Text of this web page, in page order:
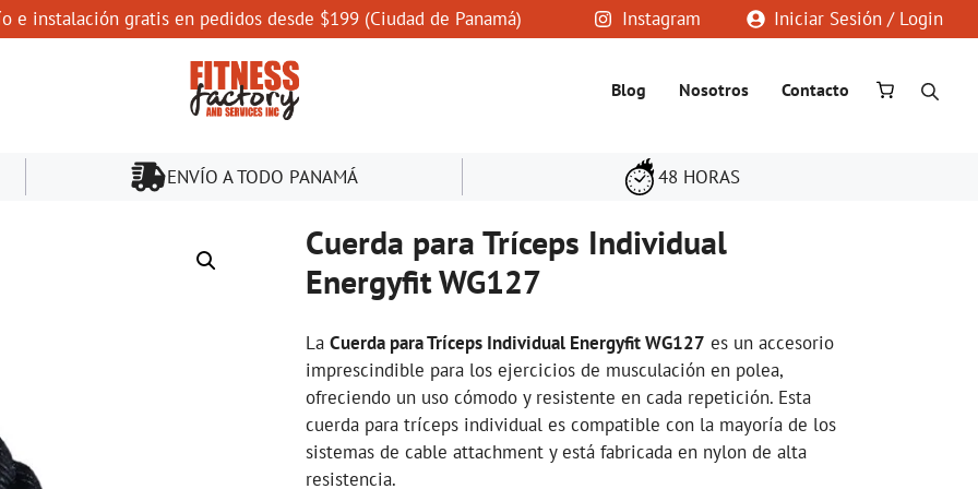
e instalación gratis en pedidos desde $199 (Ciudad de Panamá) Instagram Iniciar Sesión / Login
Blog Nosotros Contacto
ENVÍO A TODO PANAMÁ 48 HORAS
Cuerda para Tríceps Individual
Energyfit WG127
La Cuerda para Tríceps Individual Energyfit WG127 es un accesorio
imprescindible para los ejercicios de musculación en polea,
ofreciendo un uso cómodo y resistente en cada repetición. Esta
cuerda para tríceps individual es compatible con la mayoría de los
sistemas de cable attachment y está fabricada en nylon de alta
resistencia.